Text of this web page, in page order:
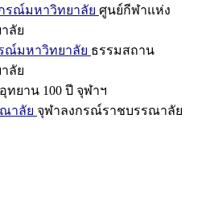
รณ์มหาวิทยาลัย ศูนย์กีฬาแห่ง
ลัย
ณ์มหาวิทยาลัย ธรรมสถาน
ลัย
อุทยาน 100 ปี จุฬาฯ
าลัย จุฬาลงกรณ์ราชบรรณาลัย